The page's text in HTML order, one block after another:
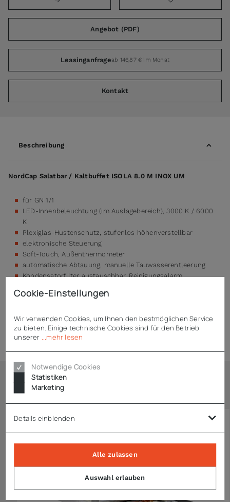
Angebot (PDF)
Leasinganfrageab 146,87 € im Monat
Kontakt
Beschreibung
NordCap Salatbar / Kaltbuffet ISOLA 8.0 M INOX UM
für GN 1/1
LED-Innenbeleuchtung (im Auslagebereich), 3000 K / 6000
K
Plexiglas-Hustenschutz, stufenlos höhenverstellbar
elektronische Steuerung
Soft-Touch, Außenthermometer
automatische Abtauung, manuelle Tauwasserentleerung
Kondensatorfilter austauschbar, Reinigungsalarm
Technische Daten
Ähnliche Artikel
Cookie-Einstellungen
Wir verwenden Cookies, um Ihnen den bestmöglichen Service
zu bieten. Einige technische Cookies sind für den Betrieb
unserer
...mehr lesen
Notwendige Cookies
Statistiken
Marketing
Details einblenden
Auswahl erlauben
Alle zulassen